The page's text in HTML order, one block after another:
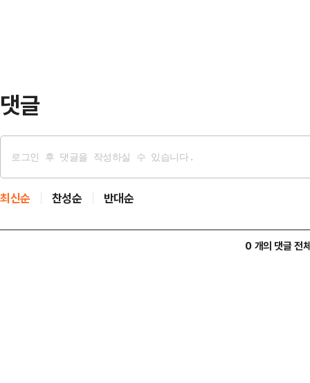
댓글
최신순 찬성순 반대순
0 개의 댓글 전